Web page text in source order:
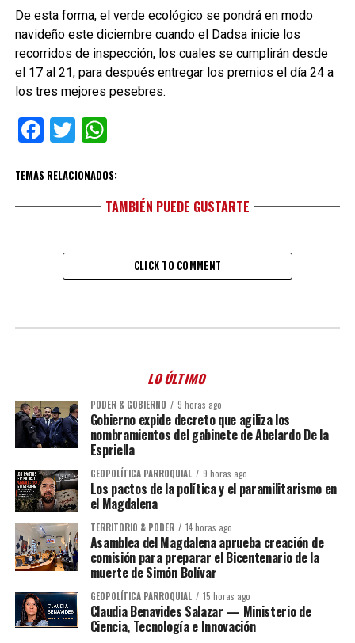
De esta forma, el verde ecológico se pondrá en modo
navideño este diciembre cuando el Dadsa inicie los
recorridos de inspección, los cuales se cumplirán desde
el 17 al 21, para después entregar los premios el día 24 a
los tres mejores pesebres.
Facebook
TwitterWhatsApp
TEMAS RELACIONADOS:
TAMBIÉN PUEDE GUSTARTE
CLICK TO COMMENT
LO ÚLTIMO
PODER & GOBIERNO 9 horas ago
Gobierno expide decreto que agiliza los
nombramientos del gabinete de Abelardo De la
Espriella
GEOPOLÍTICA PARROQUIAL 9 horas ago
Los pactos de la política y el paramilitarismo en
el Magdalena
TERRITORIO & PODER 14 horas ago
Asamblea del Magdalena aprueba creación de
comisión para preparar el Bicentenario de la
muerte de Simón Bolívar
GEOPOLÍTICA PARROQUIAL 15 horas ago
Claudia Benavides Salazar — Ministerio de
Ciencia, Tecnología e Innovación